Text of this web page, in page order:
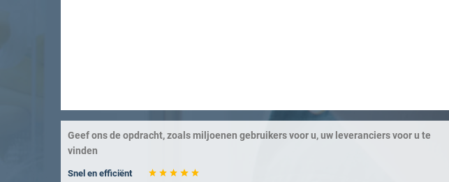
Geef ons de opdracht, zoals miljoenen gebruikers voor u, uw leveranciers voor u te
vinden
Snel en efficiënt